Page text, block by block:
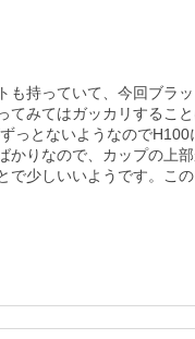
も持っていて、今回ブラ
みてはガッカリするこ
っとないようなので
かりなので、カップの上
で少しいいようです。こ